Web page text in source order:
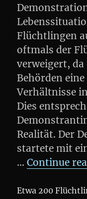
Flüchtlingen
oftmals der
verweigert,
Behörden
Verhältnisse
Dies
Realität. Der
startete mit
…Continue
Etwa 200